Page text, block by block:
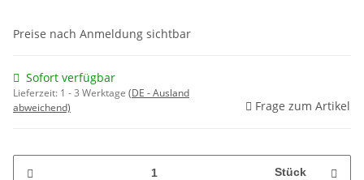
Preise nach Anmeldung sichtbar
Sofort verfügbar
Lieferzeit: 1 - 3 Werktage (DE - Ausland
abweichend)
Frage zum Artikel
Stück